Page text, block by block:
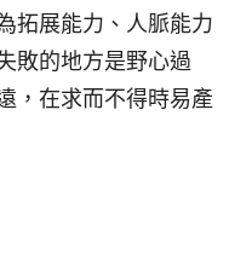
拓展能力、人脈能力
敗的地方是野心過
，在求而不得時易產